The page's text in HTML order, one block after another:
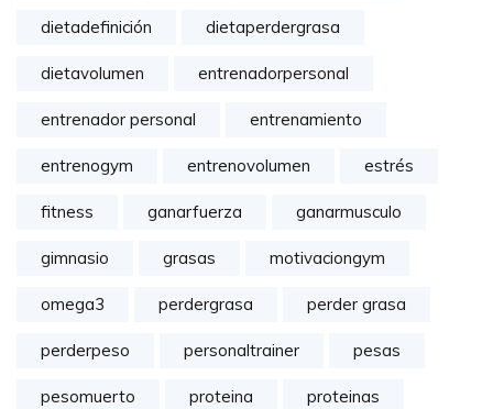
dietadefinición dietaperdergrasa
dietavolumen entrenadorpersonal
entrenador personal entrenamiento
entrenogym entrenovolumen estrés
fitness ganarfuerza ganarmusculo
gimnasio grasas motivaciongym
omega3 perdergrasa perder grasa
perderpeso personaltrainer pesas
pesomuerto proteina proteinas